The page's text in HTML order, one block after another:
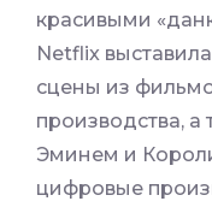
красивыми
Netflix
сцены из
производства, а
Эминем и
цифровые